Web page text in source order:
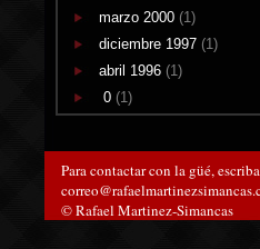
marzo 2000 (1)
diciembre 1997 (1)
abril 1996 (1)
0 (1)
Para contactar con la güé,
© Rafael Martinez-Simancas